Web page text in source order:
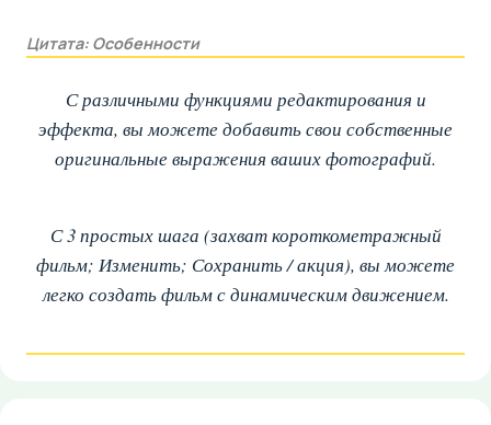
Цитата: Особенности
С различными функциями редактирования и
эффекта, вы можете добавить свои собственные
оригинальные выражения ваших фотографий.
С 3 простых шага (захват короткометражный
фильм; Изменить; Сохранить / акция), вы можете
легко создать фильм с динамическим движением.